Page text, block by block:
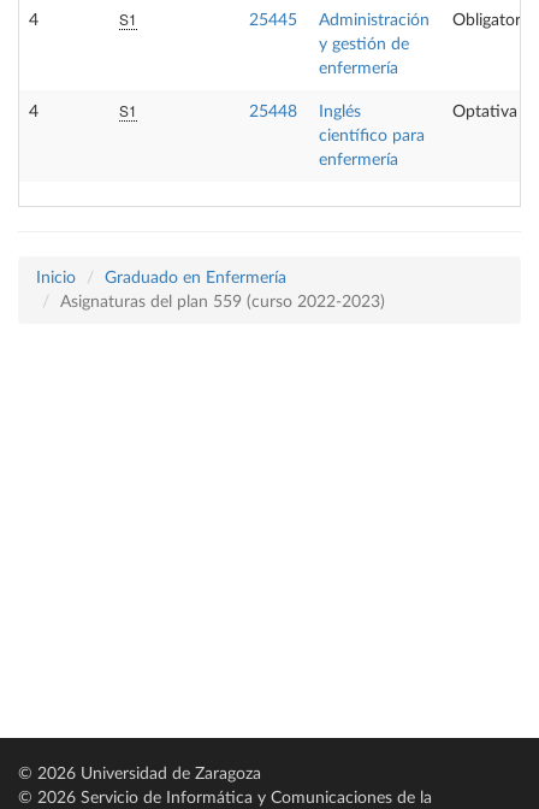
4 S1 25445
Administración
y gestión de
enfermería
Obligatoria
4 S1 25448
Inglés
científico para
enfermería
Optativa
Inicio
Graduado en Enfermería
Asignaturas del plan 559 (curso 2022-2023)
© 2026 Universidad de Zaragoza
© 2026 Servicio de Informática y Comunicaciones de la